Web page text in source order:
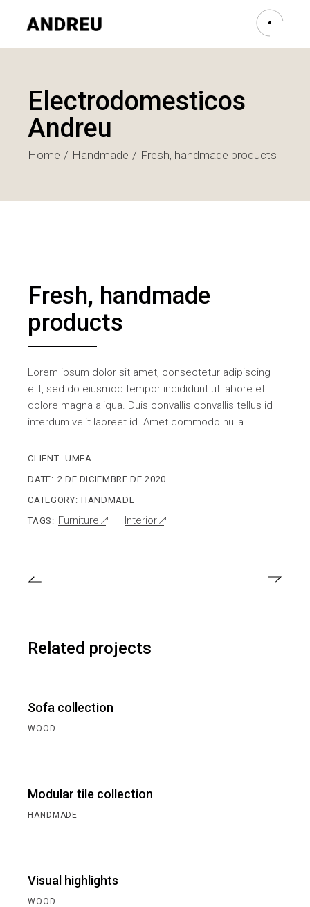
Electrodomesticos
Andreu
Home Handmade Fresh, handmade products
Fresh, handmade
products
Lorem ipsum dolor sit amet, consectetur adipiscing
elit, sed do eiusmod tempor incididunt ut labore et
dolore magna aliqua. Duis convallis convallis tellus id
interdum velit laoreet id. Amet commodo nulla.
CLIENT: UMEA
DATE: 2 DE DICIEMBRE DE 2020
CATEGORY: HANDMADE
TAGS: Furniture Interior
Related projects
Sofa collection
WOOD
Modular tile collection
HANDMADE
Visual highlights
WOOD